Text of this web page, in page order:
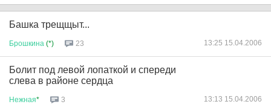
Башка трещщыт...
Брошкина (*) 23 13:25 15.04.2006
Болит под левой лопаткой и спереди
слева в районе сердца
Нежная* 3 13:13 15.04.2006